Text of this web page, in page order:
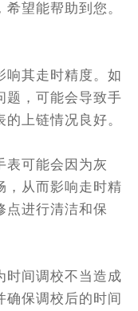
望能帮助到您。
其走时精度。如
题，可能会导致手
上链情况良好。
可能会因为灰
，从而影响走时精
点进行清洁和保
间调校不当造成
确保调校后的时间